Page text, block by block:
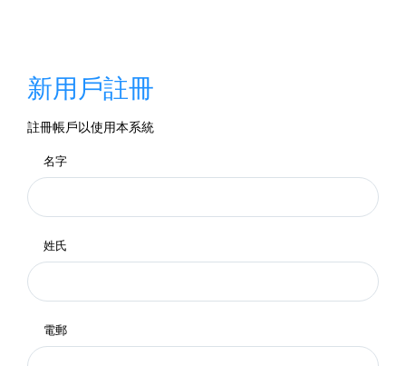
新用戶註冊
註冊帳戶以使用本系統
名字
姓氏
電郵